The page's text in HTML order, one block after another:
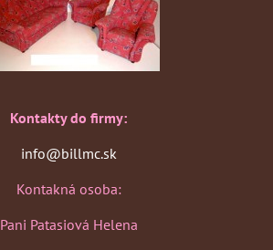
Kontakty do firmy:
info@billmc.sk
Kontakná osoba:
Pani Patasiová Helena